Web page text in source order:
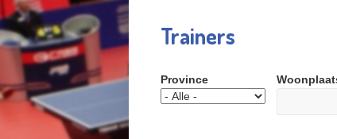
Trainers
Province